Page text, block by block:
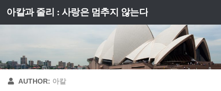
Skip to content
아칼과 줄리 : 사랑은 멈추지 않는다
AUTHOR: 아칼